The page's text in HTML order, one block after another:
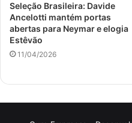
Seleção Brasileira: Davide
Ancelotti mantém portas
abertas para Neymar e elogia
Estêvão
11/04/2026